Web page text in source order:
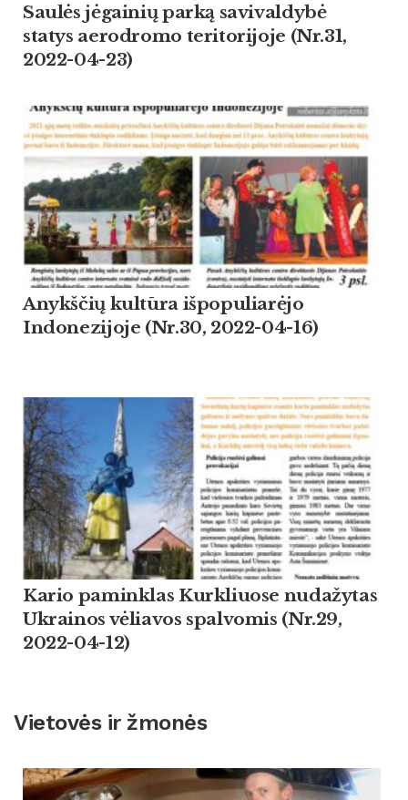
Saulės jėgainių parką savivaldybė
statys aerodromo teritorijoje (Nr.31,
2022-04-23)
Anykščių kultūra išpopuliarėjo
Indonezijoje (Nr.30, 2022-04-16)
Kario paminklas Kurkliuose nudažytas
Ukrainos vėliavos spalvomis (Nr.29,
2022-04-12)
Vietovės ir žmonės